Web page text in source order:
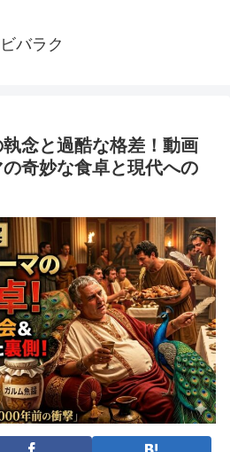
ビバラク
念と過酷な格差！動画
奇妙な食卓と現代への